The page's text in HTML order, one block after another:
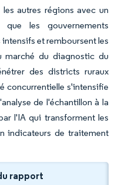
autres régions avec un
les gouvernements
et remboursent les
marché du diagnostic du
des districts ruraux
concurrentielle s'intensifie
de l'échantillon à la
l'IA qui transforment les
indicateurs de traitement
rapport